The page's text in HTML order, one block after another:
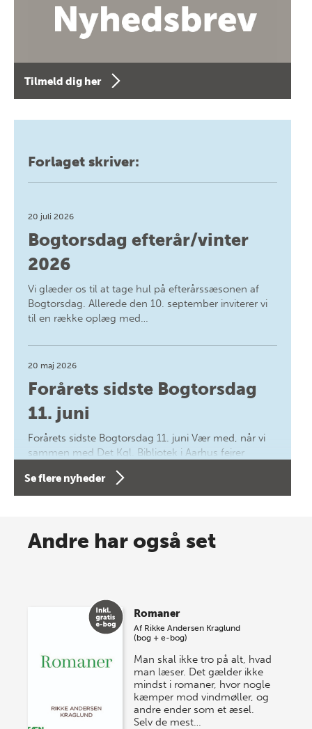
Tilmeld dig her
Forlaget skriver:
20 juli 2026
Bogtorsdag efterår/vinter
2026
Vi glæder os til at tage hul på efterårssæsonen af
Bogtorsdag. Allerede den 10. september inviterer vi
til en række oplæg med…
20 maj 2026
Forårets sidste Bogtorsdag
11. juni
Forårets sidste Bogtorsdag 11. juni Vær med, når vi
sammen med Det Kgl. Bibliotek i Aarhus fejrer
forfatterne bag vores nyes…
Spar op til 70% til sommer-
store sommer-lagersalg, så sæt kryds i kalenderen
onsdag den 10. j…
Se flere nyheder
Andre har også set
Romaner
Af Rikke Andersen Kraglund
(bog + e-bog)
Man skal ikke tro på alt, hvad
man læser. Det gælder ikke
mindst i romaner, hvor nogle
kæmper mod vindmøller, og
andre ender som et æsel.
Selv de mest…